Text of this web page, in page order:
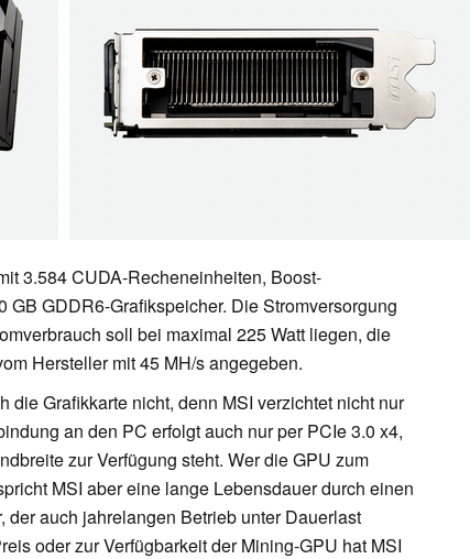
3.584 CUDA-Recheneinheiten, Boost-
GB GDDR6-Grafikspeicher. Die Stromversorgung
soll bei maximal 225 Watt liegen, die
Hersteller mit 45 MH/s angegeben.
die Grafikkarte nicht, denn MSI verzichtet nicht nur
an den PC erfolgt auch nur per PCIe 3.0 x4,
zur Verfügung steht. Wer die GPU zum
MSI aber eine lange Lebensdauer durch einen
der auch jahrelangen Betrieb unter Dauerlast
oder zur Verfügbarkeit der Mining-GPU hat MSI